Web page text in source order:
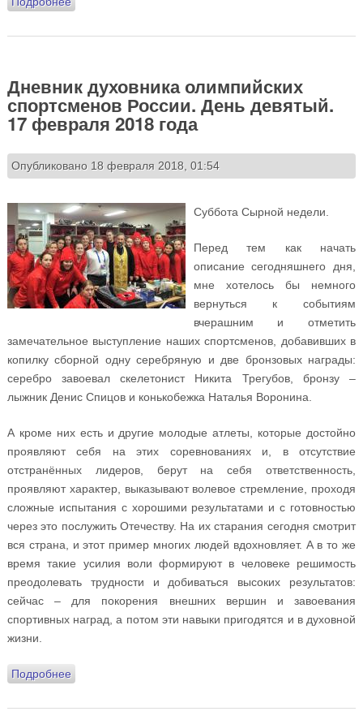
Дневник духовника олимпийских
спортсменов России. День девятый.
17 февраля 2018 года
Опубликовано 18 февраля 2018, 01:54
Суббота Сырной недели.
Перед тем как начать
описание сегодняшнего дня,
мне хотелось бы немного
вернуться к событиям
вчерашним и отметить
замечательное выступление наших спортсменов, добавивших в
копилку сборной одну серебряную и две бронзовых награды:
серебро завоевал скелетонист Никита Трегубов, бронзу –
лыжник Денис Спицов и конькобежка Наталья Воронина.
А кроме них есть и другие молодые атлеты, которые достойно
проявляют себя на этих соревнованиях и, в отсутствие
отстранённых лидеров, берут на себя ответственность,
проявляют характер, выказывают волевое стремление, проходя
сложные испытания с хорошими результатами и с готовностью
через это послужить Отечеству. На их старания сегодня смотрит
вся страна, и этот пример многих людей вдохновляет. А в то же
время такие усилия воли формируют в человеке решимость
преодолевать трудности и добиваться высоких результатов:
сейчас – для покорения внешних вершин и завоевания
спортивных наград, а потом эти навыки пригодятся и в духовной
жизни.
Подробнеео Дневник духовника олимпийских спортсменов